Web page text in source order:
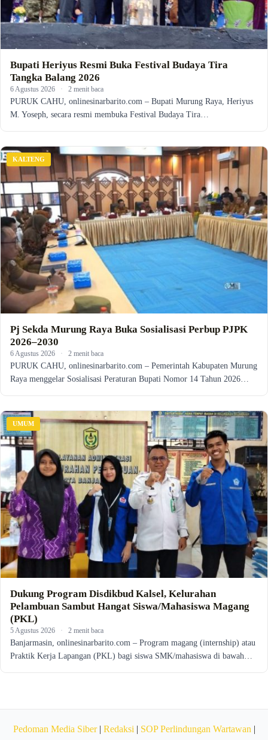
Bupati Heriyus Resmi Buka Festival Budaya Tira
Tangka Balang 2026
6 Agustus 2026 · 2 menit baca
PURUK CAHU, onlinesinarbarito.com – Bupati Murung Raya, Heriyus
M. Yoseph, secara resmi membuka Festival Budaya Tira…
KALTENG
Pj Sekda Murung Raya Buka Sosialisasi Perbup PJPK
2026–2030
6 Agustus 2026 · 2 menit baca
PURUK CAHU, onlinesinarbarito.com – Pemerintah Kabupaten Murung
Raya menggelar Sosialisasi Peraturan Bupati Nomor 14 Tahun 2026…
UMUM
Dukung Program Disdikbud Kalsel, Kelurahan
Pelambuan Sambut Hangat Siswa/Mahasiswa Magang
(PKL)
5 Agustus 2026 · 2 menit baca
Banjarmasin, onlinesinarbarito.com – Program magang (internship) atau
Praktik Kerja Lapangan (PKL) bagi siswa SMK/mahasiswa di bawah…
Pedoman Media Siber| Redaksi | SOP Perlindungan Wartawan |